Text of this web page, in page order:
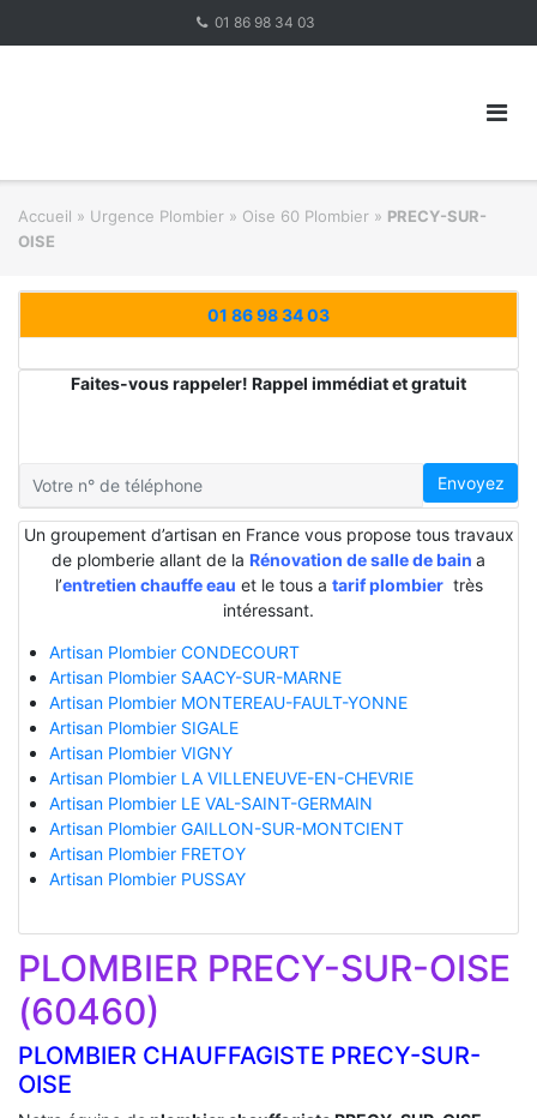
01 86 98 34 03
Accueil » Urgence Plombier » Oise 60 Plombier » PRECY-SUR-
OISE
01 86 98 34 03
Faites-vous rappeler! Rappel immédiat et gratuit
Envoyez
Un groupement d’artisan en France vous propose tous travaux
de plomberie allant de la Rénovation de salle de bain a
l’entretien chauffe eau et le tous a tarif plombiertrès
intéressant.
Artisan Plombier CONDECOURT
Artisan Plombier SAACY-SUR-MARNE
Artisan Plombier MONTEREAU-FAULT-YONNE
Artisan Plombier SIGALE
Artisan Plombier VIGNY
Artisan Plombier LA VILLENEUVE-EN-CHEVRIE
Artisan Plombier LE VAL-SAINT-GERMAIN
Artisan Plombier GAILLON-SUR-MONTCIENT
Artisan Plombier FRETOY
Artisan Plombier PUSSAY
PLOMBIER PRECY-SUR-OISE
(60460)
PLOMBIER CHAUFFAGISTE PRECY-SUR-
OISE